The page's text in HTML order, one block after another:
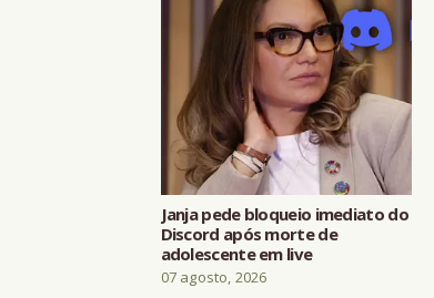
Janja pede bloqueio imediato do
Discord após morte de
adolescente em live
07 agosto, 2026